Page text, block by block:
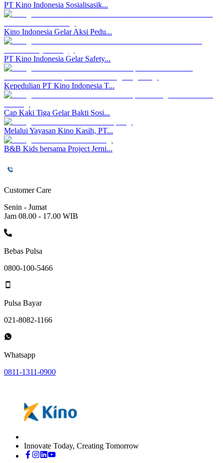
PT Kino Indonesia Sosialisasik...
Kino Indonesia Gelar Aksi Pedu...
PT Kino Indonesia Gelar Safety...
Kepedulian PT Kino Indonesia T...
Cap Kaki Tiga Gelar Bakti Sosi...
Melalui Yayasan Kino Kasih, PT...
B&B Kids bersama Project Jerni...
Customer Care
Senin - Jumat
Jam 08.00 - 17.00 WIB
Bebas Pulsa
0800-100-5466
Pulsa Bayar
021-8082-1166
Whatsapp
0811-1311-0900
Innovate Today, Creating Tomorrow